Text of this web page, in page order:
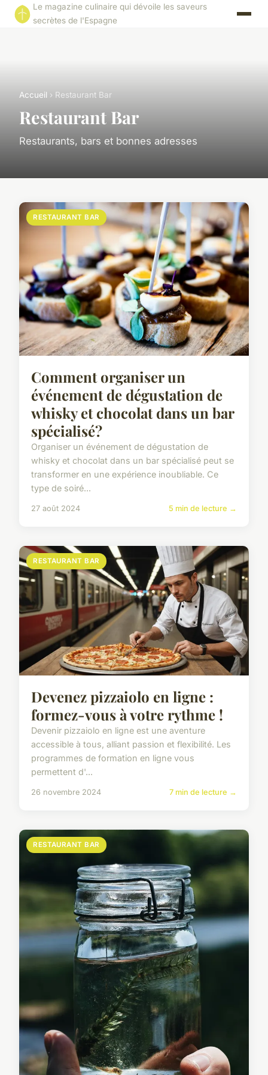
Le magazine culinaire qui dévoile les saveurs
secrètes de l'Espagne
Accueil › Restaurant Bar
Restaurant Bar
Restaurants, bars et bonnes adresses
RESTAURANT BAR
Comment organiser un
événement de dégustation de
whisky et chocolat dans un bar
spécialisé?
Organiser un événement de dégustation de
whisky et chocolat dans un bar spécialisé peut se
transformer en une expérience inoubliable. Ce
type de soiré...
27 août 2024 5 min de lecture →
RESTAURANT BAR
Devenez pizzaiolo en ligne :
formez-vous à votre rythme !
Devenir pizzaiolo en ligne est une aventure
accessible à tous, alliant passion et flexibilité. Les
programmes de formation en ligne vous
permettent d'...
26 novembre 2024 7 min de lecture →
RESTAURANT BAR